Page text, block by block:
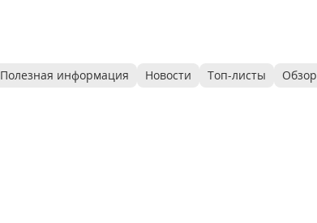
Полезная информация Новости Топ-листы